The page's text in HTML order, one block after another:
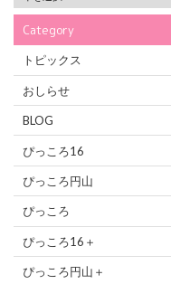
Category
トピックス
おしらせ
BLOG
ぴっころ16
ぴっころ円山
ぴっころ
ぴっころ16＋
ぴっころ円山＋